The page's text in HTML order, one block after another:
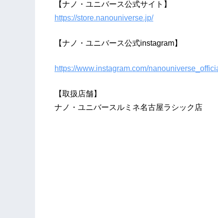
【ナノ・ユニバース公式サイト】
https://store.nanouniverse.jp/
【ナノ・ユニバース公式instagram】
https://www.instagram.com/
【取扱店舗】
ナノ・ユニバースルミネ名古屋ラシック店